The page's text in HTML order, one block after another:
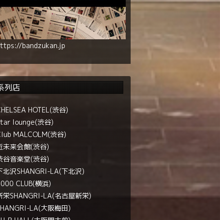
bandzukan.jp
列店
HOTEL(渋谷)
lounge(渋谷)
MALCOLM(渋谷)
未来会館(渋谷)
谷音楽堂(渋谷)
北沢SHANGRI-LA(下北沢)
CLUB(横浜)
栄SHANGRI-LA(名古屋新栄)
LA(大阪梅田)